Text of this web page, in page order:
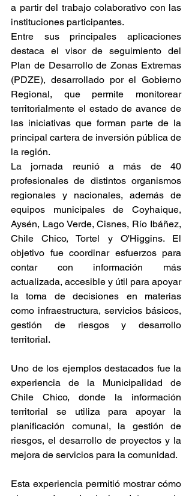
a partir del trabajo colaborativo con las
instituciones participantes.
Entre sus principales aplicaciones
destaca el visor de seguimiento del
Plan de Desarrollo de Zonas Extremas
(PDZE), desarrollado por el Gobierno
Regional, que permite monitorear
territorialmente el estado de avance de
las iniciativas que forman parte de la
principal cartera de inversión pública de
la región.
La jornada reunió a más de 40
profesionales de distintos organismos
regionales y nacionales, además de
equipos municipales de Coyhaique,
Aysén, Lago Verde, Cisnes, Río Ibáñez,
Chile Chico, Tortel y O'Higgins. El
objetivo fue coordinar esfuerzos para
contar con información más
actualizada, accesible y útil para apoyar
la toma de decisiones en materias
como infraestructura, servicios básicos,
gestión de riesgos y desarrollo
territorial.
Uno de los ejemplos destacados fue la
experiencia de la Municipalidad de
Chile Chico, donde la información
territorial se utiliza para apoyar la
planificación comunal, la gestión de
riesgos, el desarrollo de proyectos y la
mejora de servicios para la comunidad.
Esta experiencia permitió mostrar cómo